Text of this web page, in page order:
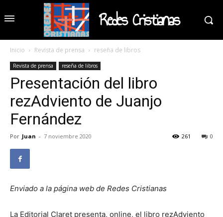
Redes Cristianas
Inicio Revista de prensa reseña de libros
Revista de prensa reseña de libros
Presentación del libro
rezAdviento de Juanjo
Fernández
Por Juan - 7 noviembre 2020 0
261
Enviado a la página web de Redes Cristianas
La Editorial Claret presenta, online, el libro rezAdviento